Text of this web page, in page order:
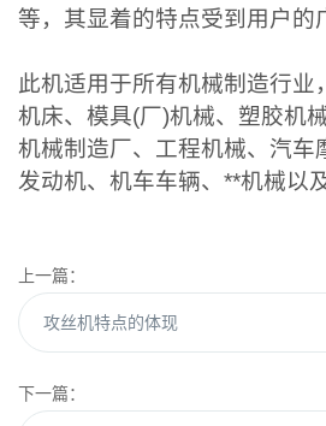
等，其显着的特点受到用户的
此机适用于所有机械制造行业
机床、模具(厂)机械、塑胶机
机械制造厂、工程机械、汽车
发动机、机车车辆、**机械以
上一篇：
攻丝机特点的体现
下一篇：